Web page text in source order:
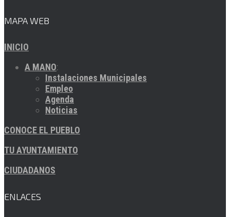
MAPA WEB
INICIO
A MANO:
Instalaciones Municipales
Empleo
Agenda
Noticias
CONOCE EL PUEBLO
TU AYUNTAMIENTO
CIUDADANOS
ENLACES